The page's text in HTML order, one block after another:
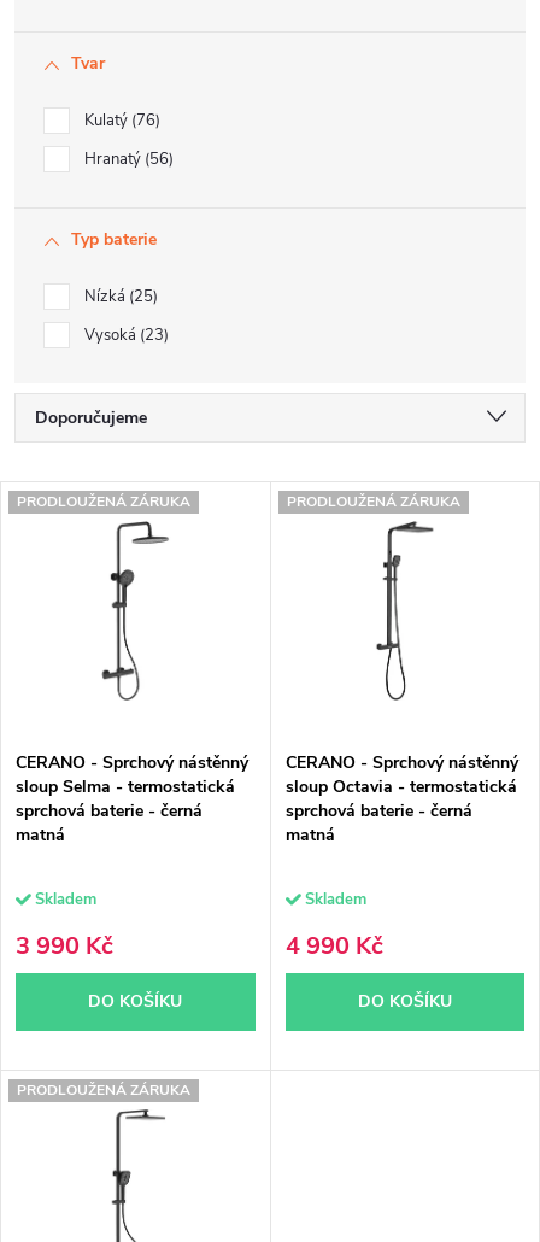
Tvar
Kulatý 76
Hranatý 56
Typ baterie
Nízká 25
Vysoká 23
Ř
z
r
o
d
u
k
t
ů
Doporučujeme
Nejdražší
V
r
o
u
k
t
ů
PRODLOUŽENÁ ZÁRUKA
CERANO - Sprchový nástěnný
sloup Selma - termostatická
sprchová baterie - černá
matná
Skladem
3 990 Kč
DO KOŠÍKU
PRODLOUŽENÁ ZÁRUKA
CERANO - Sprchový nástěnný
sloup Octavia - termostatická
sprchová baterie - černá
matná
Skladem
4 990 Kč
DO KOŠÍKU
PRODLOUŽENÁ ZÁRUKA